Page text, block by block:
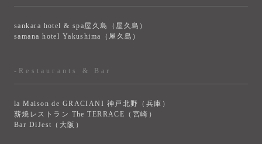
sankara hotel & spa屋久島（屋久島）
samana hotel Yakushima（屋久島）
-Restaurants & Bar
la Maison de GRACIANI 神戸北野（兵庫）
薪焼レストラン The TERRACE（宮崎）
Bar DiJest（大阪）